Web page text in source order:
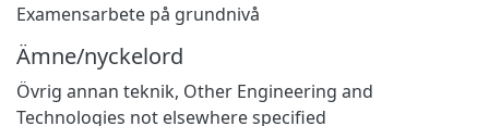
Examensarbete på grundnivå
Ämne/nyckelord
Övrig annan teknik, Other Engineering and
Technologies not elsewhere specified